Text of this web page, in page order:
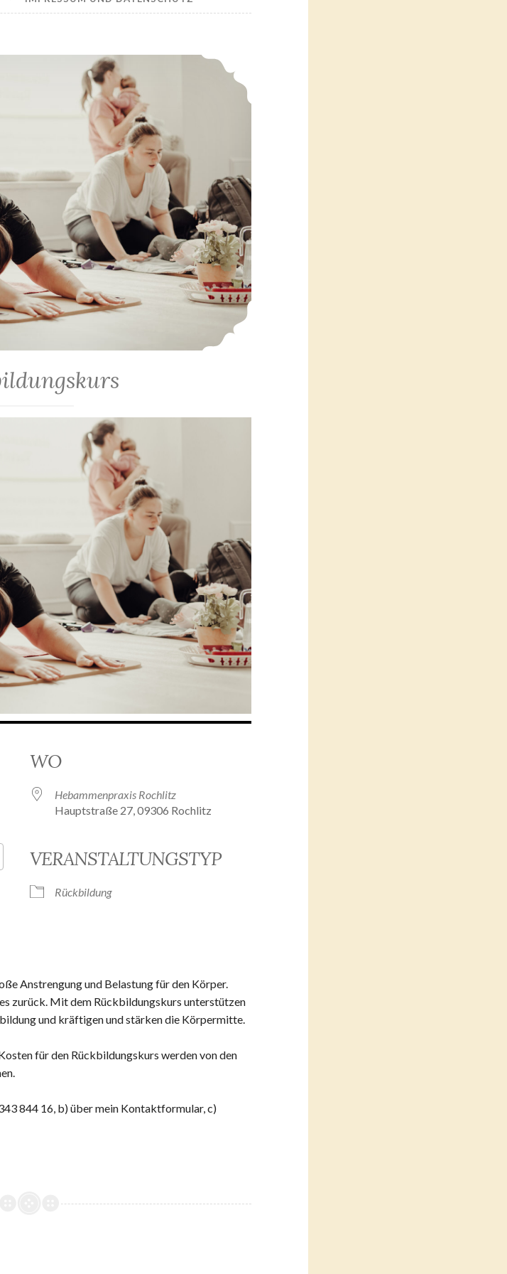
Rückbildungskurs
Google Kalender
WO
Hebammenpraxis Rochlitz
Hauptstraße 27, 09306 Rochlitz
VERANSTALTUNGSTYP
Rückbildung
Anstrengung und Belastung für den Körper.
zurück. Mit dem Rückbildungskurs unterstützen
und kräftigen und stärken die Körpermitte.
für den Rückbildungskurs werden von den
844 16, b) über mein Kontaktformular, c)